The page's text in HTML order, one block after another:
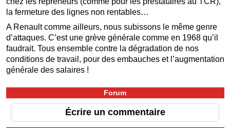
la fermeture des lignes non rentables…
A Renault comme ailleurs, nous subissons le même genre
d’attaques. C’est une grève générale comme en 1968 qu’il
faudrait. Tous ensemble contre la dégradation de nos
conditions de travail, pour des embauches et l’augmentation
générale des salaires !
Forum
Écrire un commentaire